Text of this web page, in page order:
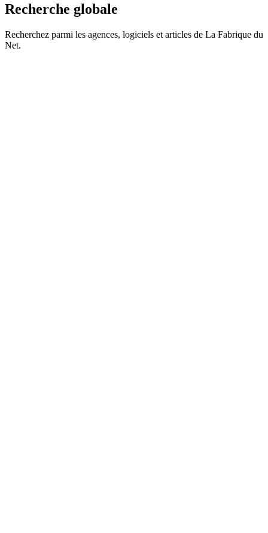
Recherche globale
Recherchez parmi les agences, logiciels et articles de La Fabrique du
Net.